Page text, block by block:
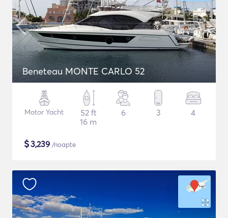
Beneteau MONTE CARLO 52
Motor Yacht
52 ft
16 m
6 3 4
$3,239 /noapte